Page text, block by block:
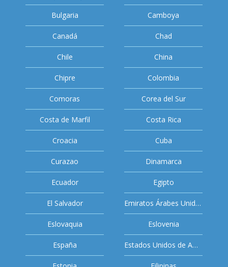
Bulgaria Camboya
Canadá Chad
Chile China
Chipre Colombia
Comoras Corea del Sur
Costa de Marfil Costa Rica
Croacia Cuba
Curazao Dinamarca
Ecuador Egipto
El Salvador Emiratos Árabes Unidos
Eslovaquia Eslovenia
España Estados Unidos de América